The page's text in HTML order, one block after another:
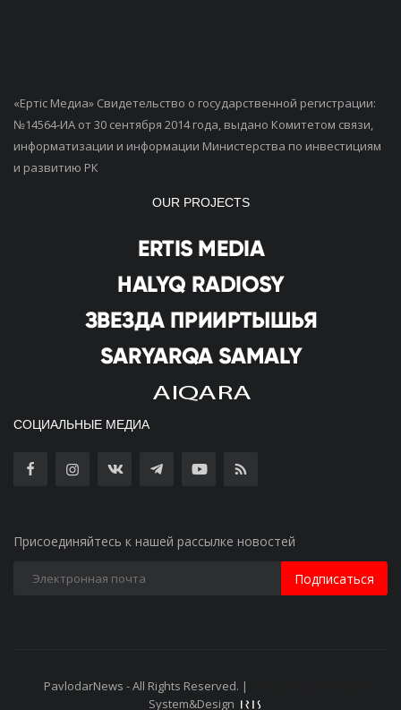
«Ертiс Медиа» Свидетельство о государственной регистрации:
№14564-ИА от 30 сентября 2014 года, выдано Комитетом связи,
информатизации и информации Министерства по инвестициям
и развитию РК
OUR PROJECTS
СОЦИАЛЬНЫЕ МЕДИА
Присоединяйтесь к нашей рассылке новостей
Подписаться
PavlodarNews - All Rights Reserved. |
System&Design